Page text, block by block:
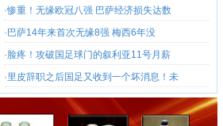
·惨重！无缘欧冠八强 巴萨经济损失达数
·巴萨14年来首次无缘8强 梅西6年没
·脸疼！攻破国足球门的叙利亚11号月薪
·里皮辞职之后国足又收到一个坏消息！未